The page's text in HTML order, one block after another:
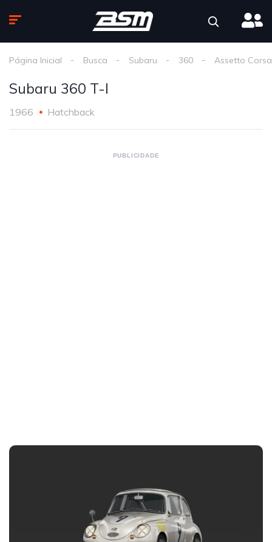
Página Inicial Busca Subaru 360 Assetto Corsa
Subaru 360 T-I
1966 Hatchback
PUBLICIDADE